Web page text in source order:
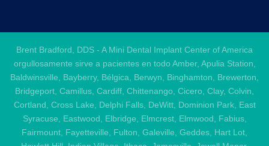
Brent Bradford, DDS - A Mini Dental Implant Center of America
orgullosamente sirve a pacientes en todo Amber, Apulia Station,
Baldwinsville, Bayberry, Bélgica, Berwyn, Binghamton, Brewerton,
Bridgeport, Camillus, Cardiff, Chittenango, Cicero, Clay, Colvin,
Cortland, Cross Lake, Delphi Falls, DeWitt, Dominion Park, East
Syracuse, Eastwood, Elbridge, Elmcrest, Elmwood, Fabius,
Fairmount, Fayetteville, Fulton, Galeville, Geddes, Hart Lot,